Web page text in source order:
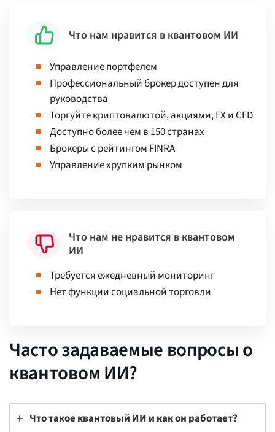
Что нам нравится в квантовом ИИ
Управление портфелем
Профессиональный брокер доступен для
руководства
Торгуйте криптовалютой, акциями, FX и CFD
Доступно более чем в 150 странах
Брокеры с рейтингом FINRA
Управление хрупким рынком
Что нам не нравится в квантовом
ИИ
Требуется ежедневный мониторинг
Нет функции социальной торговли
Часто задаваемые вопросы о
квантовом ИИ?
Что такое квантовый ИИ и как он работает?